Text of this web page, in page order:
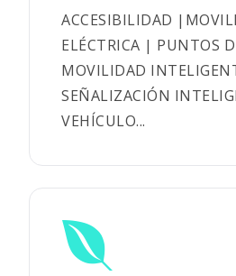
ACCESIBILIDAD
ELÉCTRICA | PUNTOS
MOVILIDAD
SEÑALIZACIÓN
VEHÍCULO...